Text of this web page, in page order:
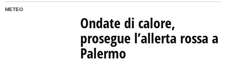
METEO
Ondate di calore,
prosegue l’allerta rossa a
Palermo